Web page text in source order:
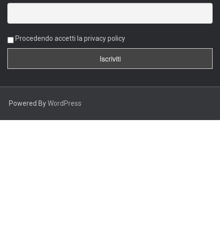
Procedendo accetti la privacy policy
Powered ByWordPress